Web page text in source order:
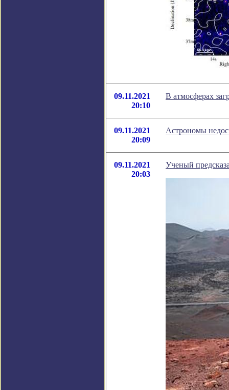
09.11.2021
20:10
В атмосферах
09.11.2021
20:09
Астрономы
09.11.2021
20:03
Ученый